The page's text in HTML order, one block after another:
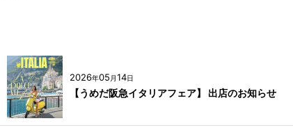
2026年05 月14日
【うめだ阪急イタリアフェア】 出店のお知らせ